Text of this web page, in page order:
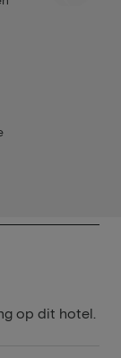
op dit hotel.